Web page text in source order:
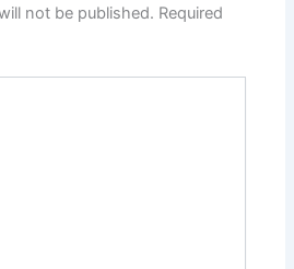
not be published. Required